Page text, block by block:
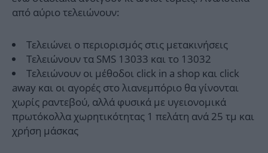
από αύριο τελειώνουν:
Τελειώνει ο περιορισμός στις μετακινήσεις
Τελειώνουν τα SMS 13033 και το 13032
Τελειώνουν οι μέθοδοι click in a shop και click
away και οι αγορές στο λιανεμπόριο θα γίνονται
χωρίς ραντεβού, αλλά φυσικά με υγειονομικά
πρωτόκολλα χωρητικότητας 1 πελάτη ανά 25 τμ και
χρήση μάσκας